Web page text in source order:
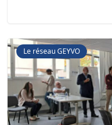
Le réseau GEYVO